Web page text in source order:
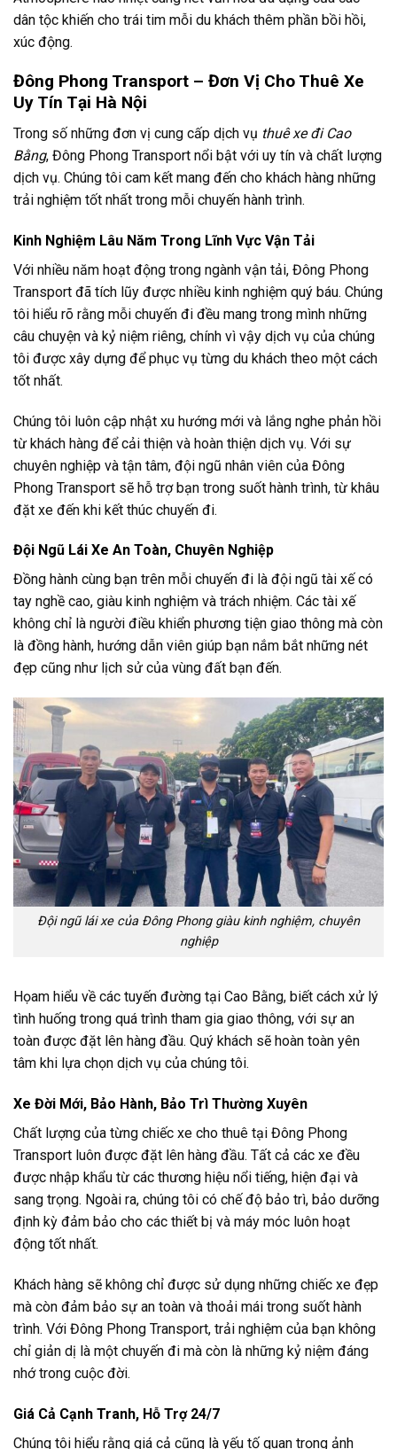
dân tộc khiến cho trái tim mỗi du khách thêm phần bồi hồi,
xúc động.
Đông Phong Transport – Đơn Vị Cho Thuê Xe
Uy Tín Tại Hà Nội
Trong số những đơn vị cung cấp dịch vụ thuê xe đi Cao
Bằng, Đông Phong Transport nổi bật với uy tín và chất lượng
dịch vụ. Chúng tôi cam kết mang đến cho khách hàng những
trải nghiệm tốt nhất trong mỗi chuyến hành trình.
Kinh Nghiệm Lâu Năm Trong Lĩnh Vực Vận Tải
Với nhiều năm hoạt động trong ngành vận tải, Đông Phong
Transport đã tích lũy được nhiều kinh nghiệm quý báu. Chúng
tôi hiểu rõ rằng mỗi chuyến đi đều mang trong mình những
câu chuyện và kỷ niệm riêng, chính vì vậy dịch vụ của chúng
tôi được xây dựng để phục vụ từng du khách theo một cách
tốt nhất.
Chúng tôi luôn cập nhật xu hướng mới và lắng nghe phản hồi
từ khách hàng để cải thiện và hoàn thiện dịch vụ. Với sự
chuyên nghiệp và tận tâm, đội ngũ nhân viên của Đông
Phong Transport sẽ hỗ trợ bạn trong suốt hành trình, từ khâu
đặt xe đến khi kết thúc chuyến đi.
Đội Ngũ Lái Xe An Toàn, Chuyên Nghiệp
Đồng hành cùng bạn trên mỗi chuyến đi là đội ngũ tài xế có
tay nghề cao, giàu kinh nghiệm và trách nhiệm. Các tài xế
không chỉ là người điều khiển phương tiện giao thông mà còn
là đồng hành, hướng dẫn viên giúp bạn nắm bắt những nét
đẹp cũng như lịch sử của vùng đất bạn đến.
Đội ngũ lái xe của Đông Phong giàu kinh nghiệm, chuyên
nghiệp
Họam hiểu về các tuyến đường tại Cao Bằng, biết cách xử lý
tình huống trong quá trình tham gia giao thông, với sự an
toàn được đặt lên hàng đầu. Quý khách sẽ hoàn toàn yên
tâm khi lựa chọn dịch vụ của chúng tôi.
Xe Đời Mới, Bảo Hành, Bảo Trì Thường Xuyên
Chất lượng của từng chiếc xe cho thuê tại Đông Phong
Transport luôn được đặt lên hàng đầu. Tất cả các xe đều
được nhập khẩu từ các thương hiệu nổi tiếng, hiện đại và
sang trọng. Ngoài ra, chúng tôi có chế độ bảo trì, bảo dưỡng
định kỳ đảm bảo cho các thiết bị và máy móc luôn hoạt
động tốt nhất.
Khách hàng sẽ không chỉ được sử dụng những chiếc xe đẹp
mà còn đảm bảo sự an toàn và thoải mái trong suốt hành
trình. Với Đông Phong Transport, trải nghiệm của bạn không
chỉ giản dị là một chuyến đi mà còn là những kỷ niệm đáng
nhớ trong cuộc đời.
Giá Cả Cạnh Tranh, Hỗ Trợ 24/7
Chúng tôi hiểu rằng giá cả cũng là yếu tố quan trọng ảnh